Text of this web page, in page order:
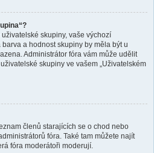
skupiny, vaše výchozí
a hodnost skupiny by měla být u
Administrátor fóra vám může udělit
skupiny ve vašem „Uživatelském
členů starajících se o chod nebo
fóra. Také tam můžete najít
fóra moderátoři moderují.